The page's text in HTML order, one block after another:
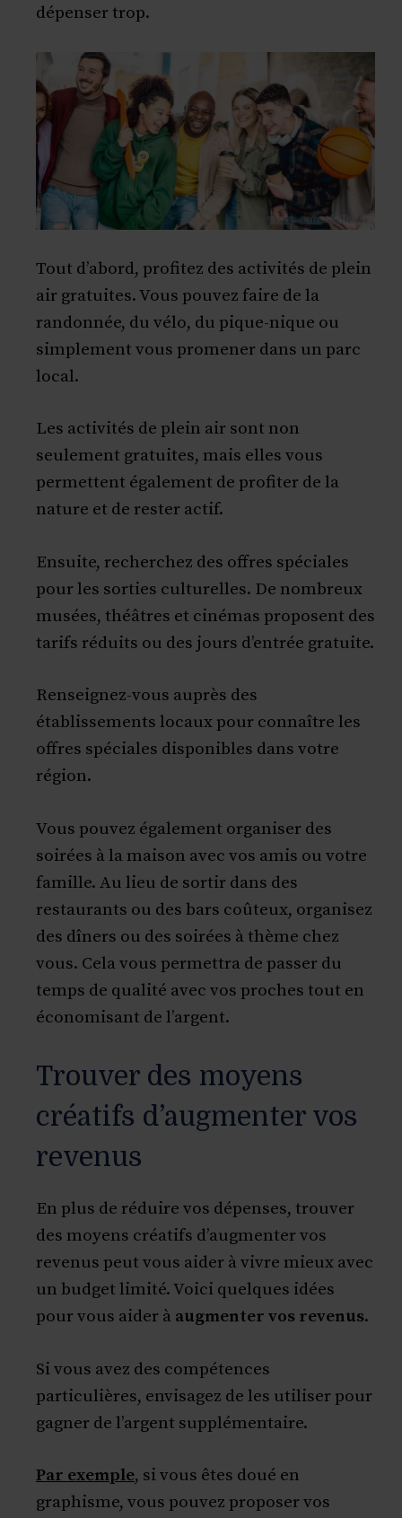
dépenser trop.
Tout d’abord, profitez des activités de plein
air gratuites. Vous pouvez faire de la
randonnée, du vélo, du pique-nique ou
simplement vous promener dans un parc
local.
Les activités de plein air sont non
seulement gratuites, mais elles vous
permettent également de profiter de la
nature et de rester actif.
Ensuite, recherchez des offres spéciales
pour les sorties culturelles. De nombreux
musées, théâtres et cinémas proposent des
tarifs réduits ou des jours d’entrée gratuite.
Renseignez-vous auprès des
établissements locaux pour connaître les
offres spéciales disponibles dans votre
région.
Vous pouvez également organiser des
soirées à la maison avec vos amis ou votre
famille. Au lieu de sortir dans des
restaurants ou des bars coûteux, organisez
des dîners ou des soirées à thème chez
vous. Cela vous permettra de passer du
temps de qualité avec vos proches tout en
économisant de l’argent.
Trouver des moyens
créatifs d’augmenter vos
revenus
En plus de réduire vos dépenses, trouver
des moyens créatifs d’augmenter vos
revenus peut vous aider à vivre mieux avec
un budget limité. Voici quelques idées
pour vous aider à augmenter vos revenus.
Si vous avez des compétences
particulières, envisagez de les utiliser pour
gagner de l’argent supplémentaire.
Par exemple, si vous êtes doué en
graphisme, vous pouvez proposer vos